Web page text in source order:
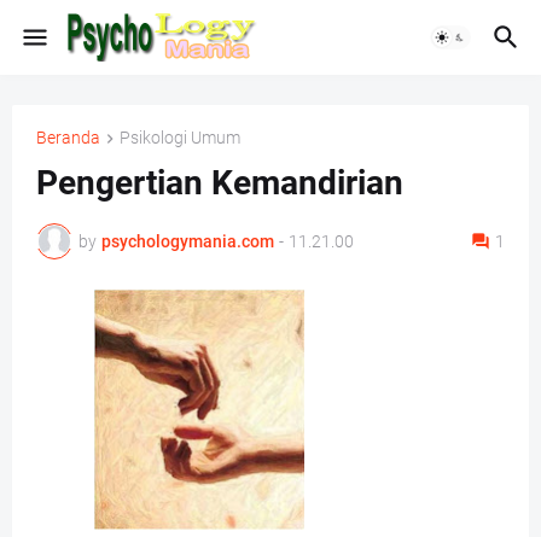
Beranda Psikologi Umum
Pengertian Kemandirian
by psychologymania.com - 11.21.00 1